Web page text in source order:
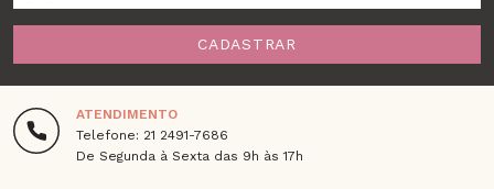
CADASTRAR
ATENDIMENTO
Telefone: 21 2491-7686
De Segunda à Sexta das 9h às 17h